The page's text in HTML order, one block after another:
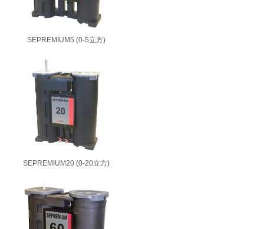
SEPREMIUM5 (0-5立方)
SEPREMIUM20 (0-20立方)